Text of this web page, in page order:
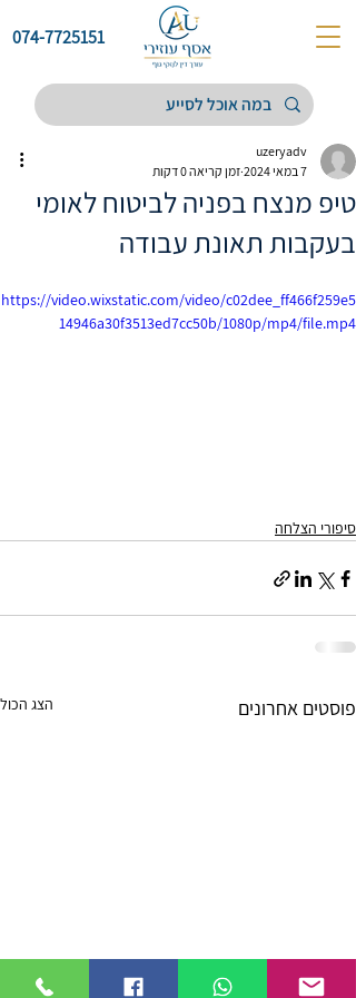
074-7725151
טיפ מנצח בפניה לביטוח לאומי
בעקבות תאונת עבודה
uzeryadv
7 במאי 2024
זמן קריאה 0 דקות
https://video.wixstatic.com/video/c02dee_ff466f259e5
14946a30f3513ed7cc50b/1080p/mp4/file.mp4
סיפורי הצלחה
פוסטים אחרונים הצג הכול